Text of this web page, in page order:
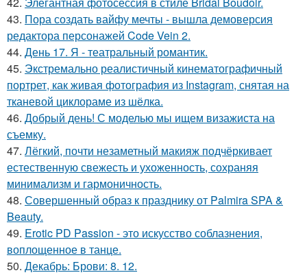
43. Пора создать вайфу мечты - вышла демоверсия
редактора персонажей Code Vein 2.
44. День 17. Я - театральный романтик.
45. Экстремально реалистичный кинематографичный
портрет, как живая фотография из Instagram, снятая на
тканевой циклораме из шёлка.
46. Добрый день! С моделью мы ищем визажиста на
съемку.
47. Лёгкий, почти незаметный макияж подчёркивает
естественную свежесть и ухоженность, сохраняя
минимализм и гармоничность.
48. Совершенный образ к празднику от Palmira SPA &
Beauty.
49. Erotic PD Passion - это искусство соблазнения,
воплощенное в танце.
50. Декабрь: Брови: 8. 12.